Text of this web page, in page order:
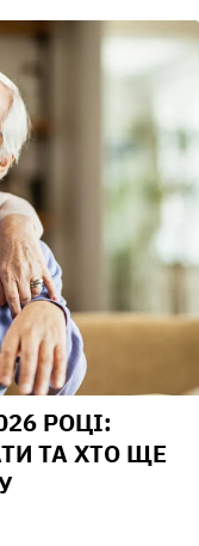
РОЦІ:
ТА ХТО ЩЕ